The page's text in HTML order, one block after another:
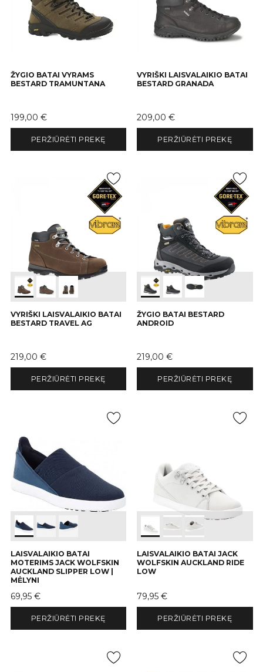
ŽYGIO BATAI VYRAMS
BESTARD TRAMUNTANA
Kaina
199,00 €
PERŽIŪRĖTI PREKĘ
VYRIŠKI LAISVALAIKIO BATAI
BESTARD GRANADA
Kaina
209,00 €
PERŽIŪRĖTI PREKĘ
VYRIŠKI LAISVALAIKIO BATAI
BESTARD TRAVEL AG
Kaina
219,00 €
PERŽIŪRĖTI PREKĘ
ŽYGIO BATAI BESTARD
ANDROID
Kaina
219,00 €
PERŽIŪRĖTI PREKĘ
LAISVALAIKIO BATAI
MOTERIMS JACK WOLFSKIN
AUCKLAND SLIPPER LOW |
MĖLYNI
Kaina
69,95 €
PERŽIŪRĖTI PREKĘ
LAISVALAIKIO BATAI JACK
WOLFSKIN AUCKLAND RIDE
LOW
Kaina
79,95 €
PERŽIŪRĖTI PREKĘ